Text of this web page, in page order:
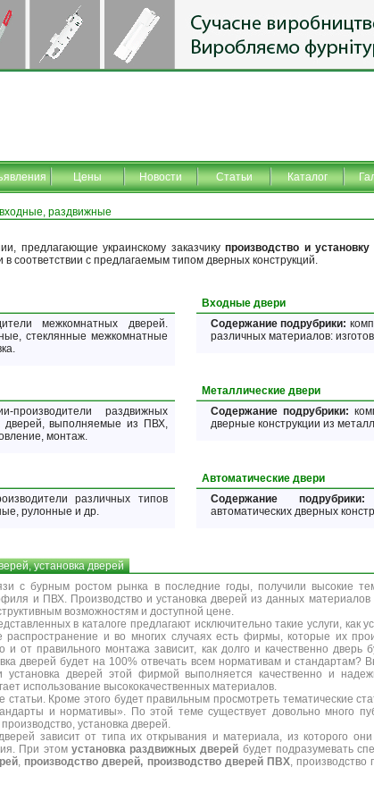
Цены Новости Статьи Каталог
раздвижные
предлагающие украинскому заказчикупроизводство и
соответствии с предлагаемым типом дверных конструкций.
межкомнатных дверей.
стеклянные межкомнатные
Входные двери
Содержание подрубрики:
различных материалов:
производители раздвижных
дверей, выполняемые из ПВХ,
монтаж.
Металлические двери
Содержание подрубрики:
дверные конструкции из
различных типов
рулонные и др.
Автоматические двери
Содержание подрубрики:
автоматических дверных
установка дверей
с бурным ростом рынка в последние годы, получили высокие
и ПВХ. Производство и установка дверей из данных
возможностям и доступной цене.
в каталоге предлагают исключительно такие услуги, как
распространение и во многих случаях есть фирмы, которые их
и от правильного монтажа зависит, как долго и качественно
дверей будет на 100% отвечать всем нормативам и
установка дверей этой фирмой выполняется качественно и
использование высококачественных материалов.
статьи.Кроме этого будет правильным просмотреть тематические
и нормативы». По этой теме существует довольно много
установка дверей.
зависит от типа их открывания и материала, из которого
При этом установка раздвижных дверей будет подразумевать
, производство дверей, производство дверей ПВХ, производство